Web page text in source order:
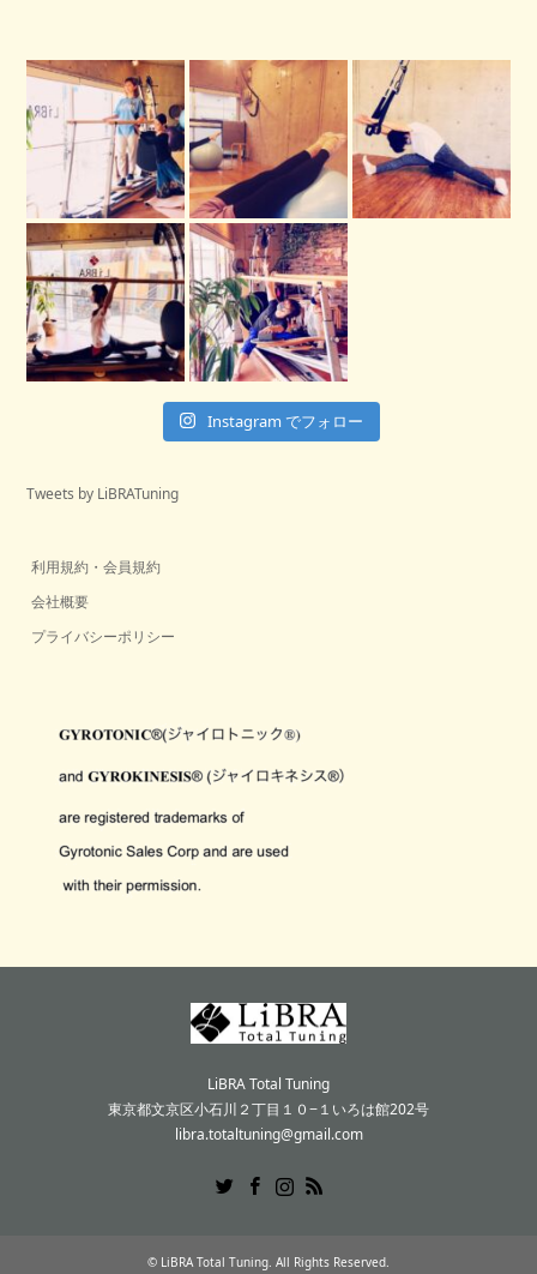
Instagram でフォロー
Tweets by LiBRATuning
利用規約・会員規約
会社概要
プライバシーポリシー
LiBRA Total Tuning
東京都文京区小石川２丁目１０−１いろは館202号
libra.totaltuning@gmail.com
© LiBRA Total Tuning. All Rights Reserved.